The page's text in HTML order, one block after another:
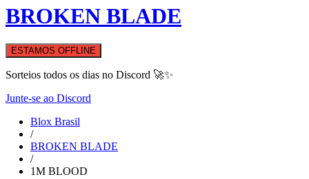
BROKEN BLADE
ESTAMOS OFFLINE
Sorteios todos os dias no Discord 🚀✨
Junte-se ao Discord
Blox Brasil
/
BROKEN BLADE
/
1M BLOOD